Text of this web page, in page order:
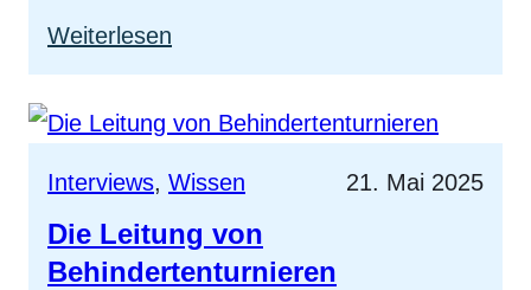
Weiterlesen
Liebe
ist
–
2.
Inklusionsopen
Interviews, Wissen 21. Mai 2025
Die Leitung von
Behindertenturnieren